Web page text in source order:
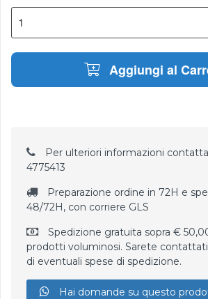
Aggiungi al
Per ulteriori informazioni
4775413
Preparazione ordine in 72H e
48/72H, con corriere GLS
Spedizione gratuita sopra €
prodotti voluminosi. Sarete
di eventuali spese di spedizione.
Hai domande su questo